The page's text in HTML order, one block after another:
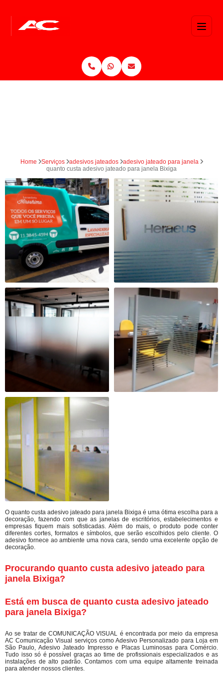
Home Serviços adesivos jateados
adesivo jateado para janela
quanto custa adesivo jateado para janela Bixiga
O quanto custa adesivo jateado para janela Bixiga é uma ótima escolha para a
decoração, fazendo com que as janelas de escritórios, estabelecimentos e
empresas fiquem mais sofisticadas. Além do mais, o produto pode conter
diferentes cortes, formatos e símbolos, que serão escolhidos pelo cliente. O
adesivo fornece ao ambiente uma nova cara, sendo uma excelente opção de
decoração.
Procurando quanto custa adesivo jateado para
janela Bixiga?
Está em busca de quanto custa adesivo jateado
para janela Bixiga?
Ao se tratar de COMUNICAÇÃO VISUAL é encontrada por meio da empresa
AC Comunicação Visual serviços como Adesivo Personalizado para Loja em
São Paulo, Adesivo Jateado Impresso e Placas Luminosas para Comércio.
Tudo isso só é possível graças ao time de profissionais especializados e as
instalações de alto padrão. Contamos com uma equipe altamente treinada
para atender nossos clientes.